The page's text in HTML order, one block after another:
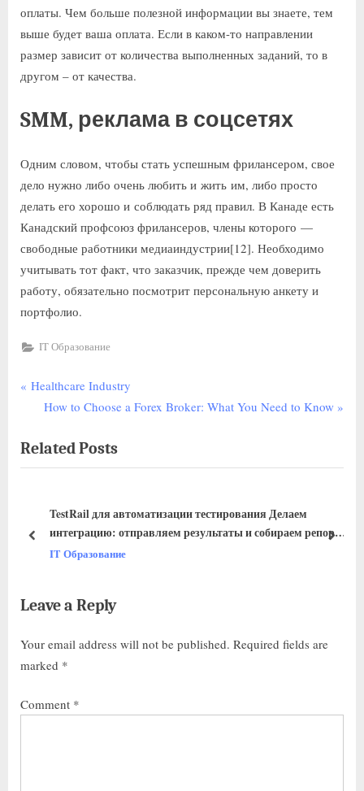
оплаты. Чем больше полезной информации вы знаете, тем
выше будет ваша оплата. Если в каком-то направлении
размер зависит от количества выполненных заданий, то в
другом – от качества.
SMM, реклама в соцсетях
Одним словом, чтобы стать успешным фрилансером, свое
дело нужно либо очень любить и жить им, либо просто
делать его хорошо и соблюдать ряд правил. В Канаде есть
Канадский профсоюз фрилансеров, члены которого —
свободные работники медиаиндустрии[12]. Необходимо
учитывать тот факт, что заказчик, прежде чем доверить
работу, обязательно посмотрит персональную анкету и
портфолио.
IT Образование
Healthcare Industry
How to Choose a Forex Broker: What You Need to Know
Related Posts
TestRail для автоматизации тестирования Делаем
интеграцию: отправляем результаты и собираем репорты
Хабр
IT Образование
Leave a Reply
Your email address will not be published. Required fields are
marked *
Comment *